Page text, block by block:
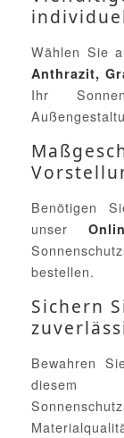
Wählen Sie
Anthrazit,
Ihr
Benötigen
unser
bestellen.
Sichern
Bewahren
diesem